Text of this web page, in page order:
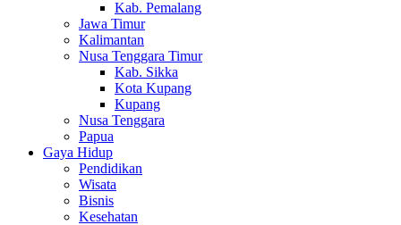
Kab. Pemalang
Jawa Timur
Kalimantan
Nusa Tenggara Timur
Kab. Sikka
Kota Kupang
Kupang
Nusa Tenggara
Papua
Gaya Hidup
Pendidikan
Wisata
Bisnis
Kesehatan